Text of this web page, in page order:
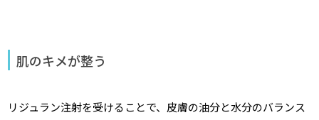
肌のキメが整う
リジュラン注射を受けることで、皮膚の油分と水分のバランス